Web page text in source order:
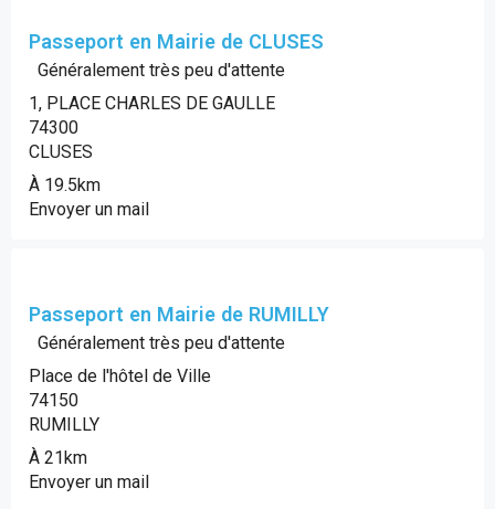
Passeport en Mairie de CLUSES
Généralement très peu d'attente
1, PLACE CHARLES DE GAULLE
74300
CLUSES
À 19.5km
Envoyer un mail
Passeport en Mairie de RUMILLY
Généralement très peu d'attente
Place de l'hôtel de Ville
74150
RUMILLY
À 21km
Envoyer un mail